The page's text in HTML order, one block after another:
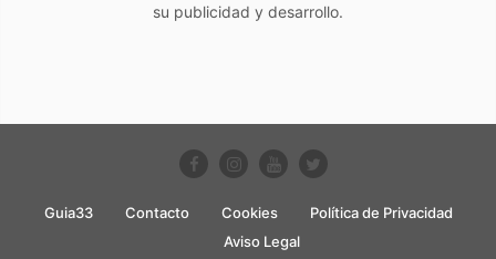
su publicidad y desarrollo.
Guia33 Contacto Cookies
Política de Privacidad
Aviso Legal